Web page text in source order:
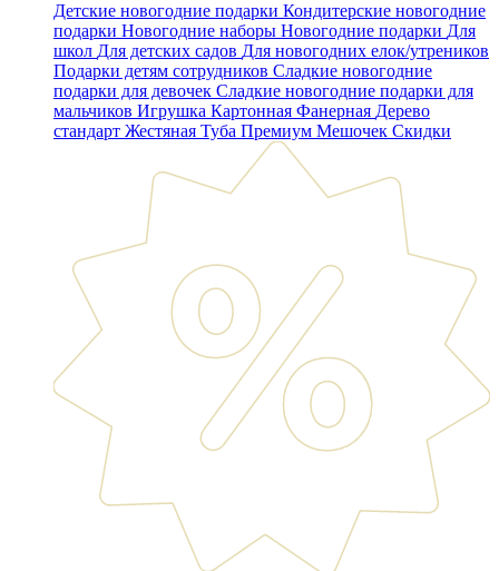
Детские новогодние подарки Кондитерские новогодние
подарки Новогодние наборы Новогодние подарки Для
школ Для детских садов Для новогодних елок/утреников
Подарки детям сотрудников Сладкие новогодние
подарки для девочек Сладкие новогодние подарки для
мальчиков Игрушка Картонная Фанерная Дерево
стандарт Жестяная Туба Премиум Мешочек Скидки